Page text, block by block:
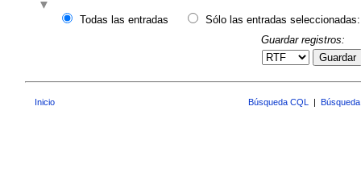
Todas las entradas
Sólo las entradas seleccionadas:
Guardar registros:
Guardar
Inicio Búsqueda CQL